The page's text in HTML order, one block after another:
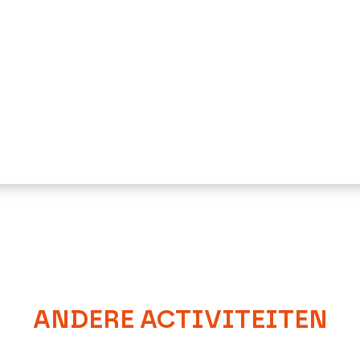
ANDERE ACTIVITEITEN